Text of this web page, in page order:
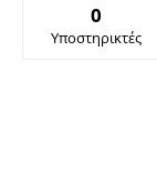
0
Υποστηρικτές